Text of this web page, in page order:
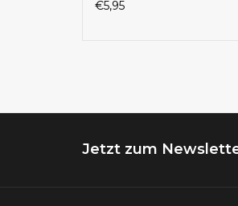
€5,95
Jetzt zum